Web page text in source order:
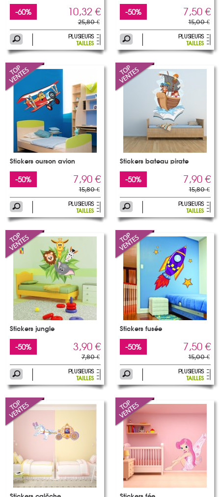
-60% 10,32 €
25,80 €
-50% 7,50 €
15,00 €
Stickers ourson avion
-50% 7,90 €
15,80 €
Stickers bateau pirate
-50% 7,90 €
15,80 €
Stickers jungle
-50% 3,90 €
7,80 €
Stickers fusée
-50% 7,50 €
15,00 €